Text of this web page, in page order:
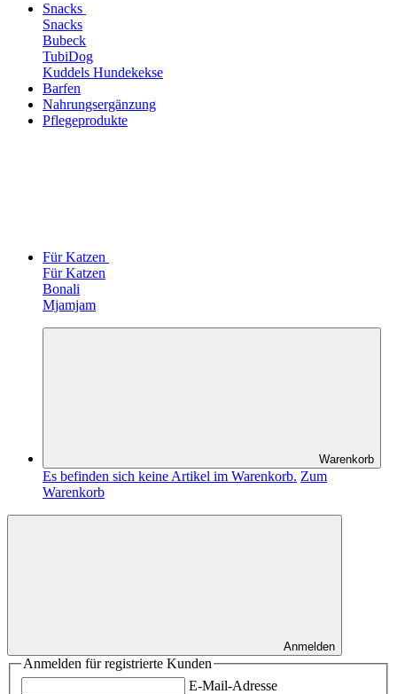
Snacks
Snacks
Bubeck
TubiDog
Kuddels Hundekekse
Barfen
Nahrungsergänzung
Pflegeprodukte
Für Katzen
Für Katzen
Bonali
Mjamjam
Warenkorb
Es befinden sich keine Artikel im Warenkorb. Zum
Warenkorb
Anmelden
Anmelden für registrierte Kunden
E-Mail-Adresse